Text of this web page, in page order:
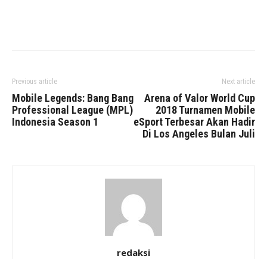
Previous article
Mobile Legends: Bang Bang
Professional League (MPL)
Indonesia Season 1
Next article
Arena of Valor World Cup
2018 Turnamen Mobile
eSport Terbesar Akan Hadir
Di Los Angeles Bulan Juli
redaksi